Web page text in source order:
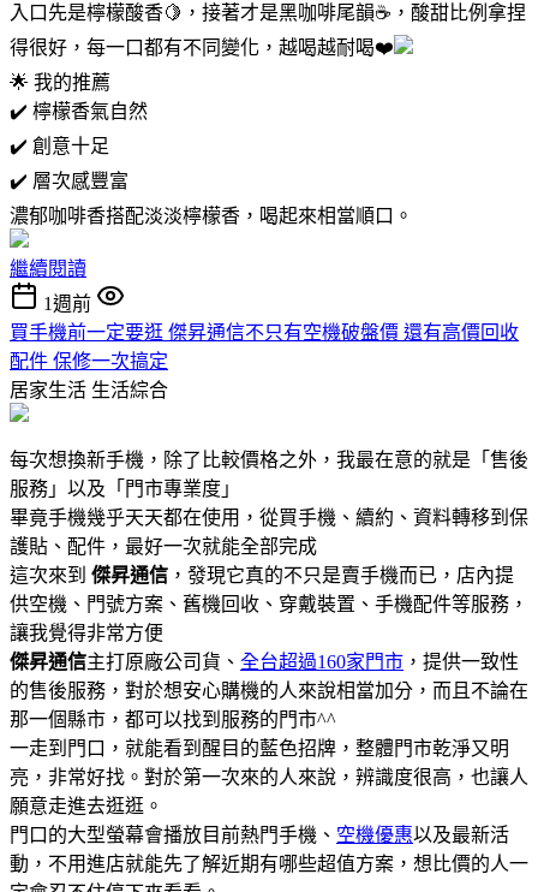
入口先是檸檬酸香🍋，接著才是黑咖啡尾韻☕，酸甜比例拿捏
得很好，每一口都有不同變化，越喝越耐喝❤️
🌟 我的推薦
✔️ 檸檬香氣自然
✔️ 創意十足
✔️ 層次感豐富
濃郁咖啡香搭配淡淡檸檬香，喝起來相當順口。
繼續閱讀
1週前
買手機前一定要逛 傑昇通信不只有空機破盤價 還有高價回收
配件 保修一次搞定
居家生活 生活綜合
每次想換新手機，除了比較價格之外，我最在意的就是「售後
服務」以及「門市專業度」
畢竟手機幾乎天天都在使用，從買手機、續約、資料轉移到保
護貼、配件，最好一次就能全部完成
這次來到 傑昇通信 ，發現它真的不只是賣手機而已，店內提
供空機、門號方案、舊機回收、穿戴裝置、手機配件等服務，
讓我覺得非常方便
傑昇通信主打原廠公司貨、 全台超過160家門市 ，提供一致性
的售後服務，對於想安心購機的人來說相當加分，而且不論在
那一個縣市，都可以找到服務的門市^^
一走到門口，就能看到醒目的藍色招牌，整體門市乾淨又明
亮，非常好找。對於第一次來的人來說，辨識度很高，也讓人
願意走進去逛逛。
門口的大型螢幕會播放目前熱門手機、 空機優惠以及最新活
動，不用進店就能先了解近期有哪些超值方案，想比價的人一